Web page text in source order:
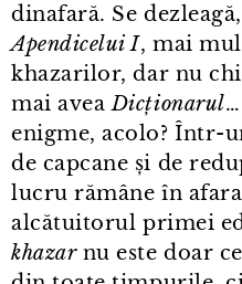
dinafară. Se
Apendicelui I, mai
khazarilor, dar nu
mai aveaDicționarul
enigme, acolo?
de capcane și de
lucru rămâne în
alcătuitorul primei
khazarnu este doar